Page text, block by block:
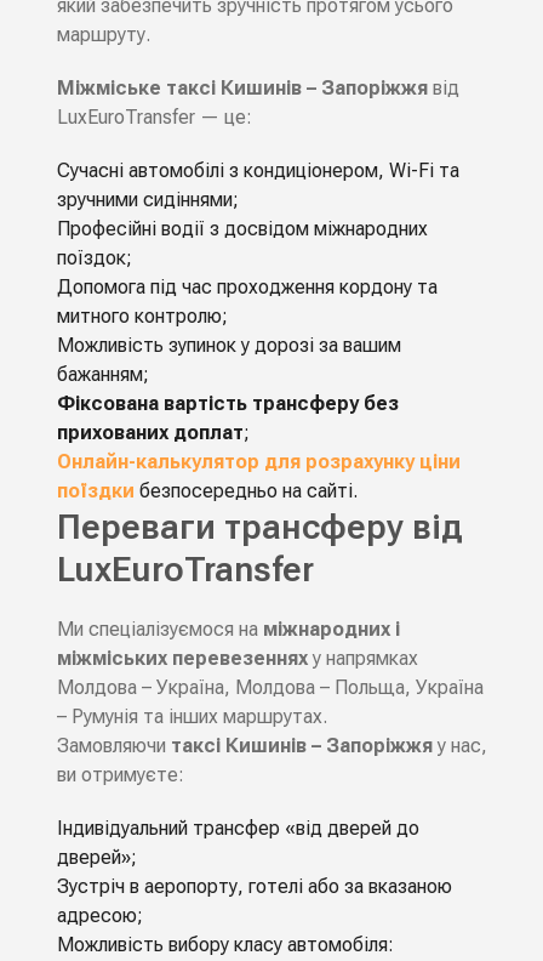
який забезпечить зручність протягом усього
маршруту.
Міжміське таксі Кишинів – Запоріжжявід
LuxEuroTransfer — це:
Сучасні автомобілі з кондиціонером, Wi-Fi та
зручними сидіннями;
Професійні водії з досвідом міжнародних
поїздок;
Допомога під час проходження кордону та
митного контролю;
Можливість зупинок у дорозі за вашим
бажанням;
Фіксована вартість трансферу без
прихованих доплат;
Онлайн-калькулятор для розрахунку ціни
поїздки безпосередньо на сайті.
Переваги трансферу від
LuxEuroTransfer
Ми спеціалізуємося на міжнародних і
міжміських перевезенняху напрямках
Молдова – Україна, Молдова – Польща, Україна
– Румунія та інших маршрутах.
Замовляючи таксі Кишинів – Запоріжжяу нас,
ви отримуєте:
Індивідуальний трансфер «від дверей до
дверей»;
Зустріч в аеропорту, готелі або за вказаною
адресою;
Можливість вибору класу автомобіля: